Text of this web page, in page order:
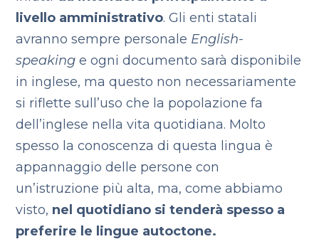
livello amministrativo. Gli enti statali
avranno sempre personale English-
speaking e ogni documento sarà disponibile
in inglese, ma questo non necessariamente
si riflette sull’uso che la popolazione fa
dell’inglese nella vita quotidiana. Molto
spesso la conoscenza di questa lingua è
appannaggio delle persone con
un’istruzione più alta, ma, come abbiamo
visto, nel quotidiano si tenderà spesso a
preferire le lingue autoctone.